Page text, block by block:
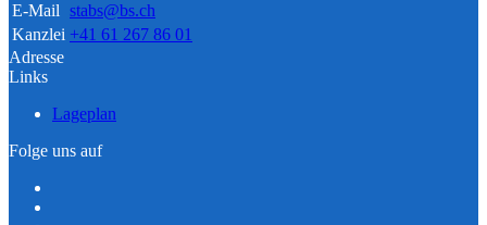
E-Mail stabs@bs.ch
Kanzlei +41 61 267 86 01
Adresse
Links
Lageplan
Folge uns auf